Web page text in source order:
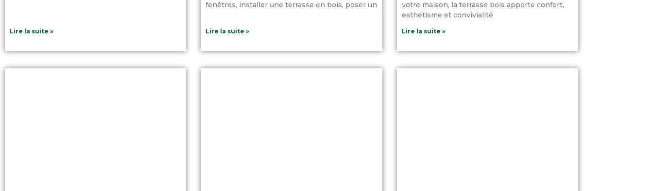
Lire la suite »
fenêtres, installer une terrasse en bois, poser un
Lire la suite »
votre maison, la terrasse bois apporte confort,
esthétisme et convivialité
Lire la suite »